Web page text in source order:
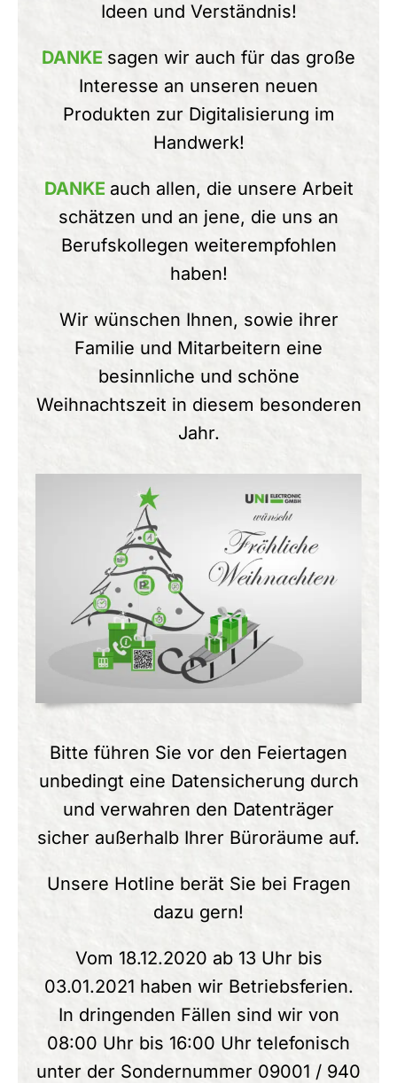
Ideen und Verständnis!
DANKE sagen wir auch für das große
Interesse an unseren neuen
Produkten zur Digitalisierung im
Handwerk!
DANKE auch allen, die unsere Arbeit
schätzen und an jene, die uns an
Berufskollegen weiterempfohlen
haben!
Wir wünschen Ihnen, sowie ihrer
Familie und Mitarbeitern eine
besinnliche und schöne
Weihnachtszeit in diesem besonderen
Jahr.
Bitte führen Sie vor den Feiertagen
unbedingt eine Datensicherung durch
und verwahren den Datenträger
sicher außerhalb Ihrer Büroräume auf.
Unsere Hotline berät Sie bei Fragen
dazu gern!
Vom 18.12.2020 ab 13 Uhr bis
03.01.2021 haben wir Betriebsferien.
In dringenden Fällen sind wir von
08:00 Uhr bis 16:00 Uhr telefonisch
unter der Sondernummer 09001 / 940